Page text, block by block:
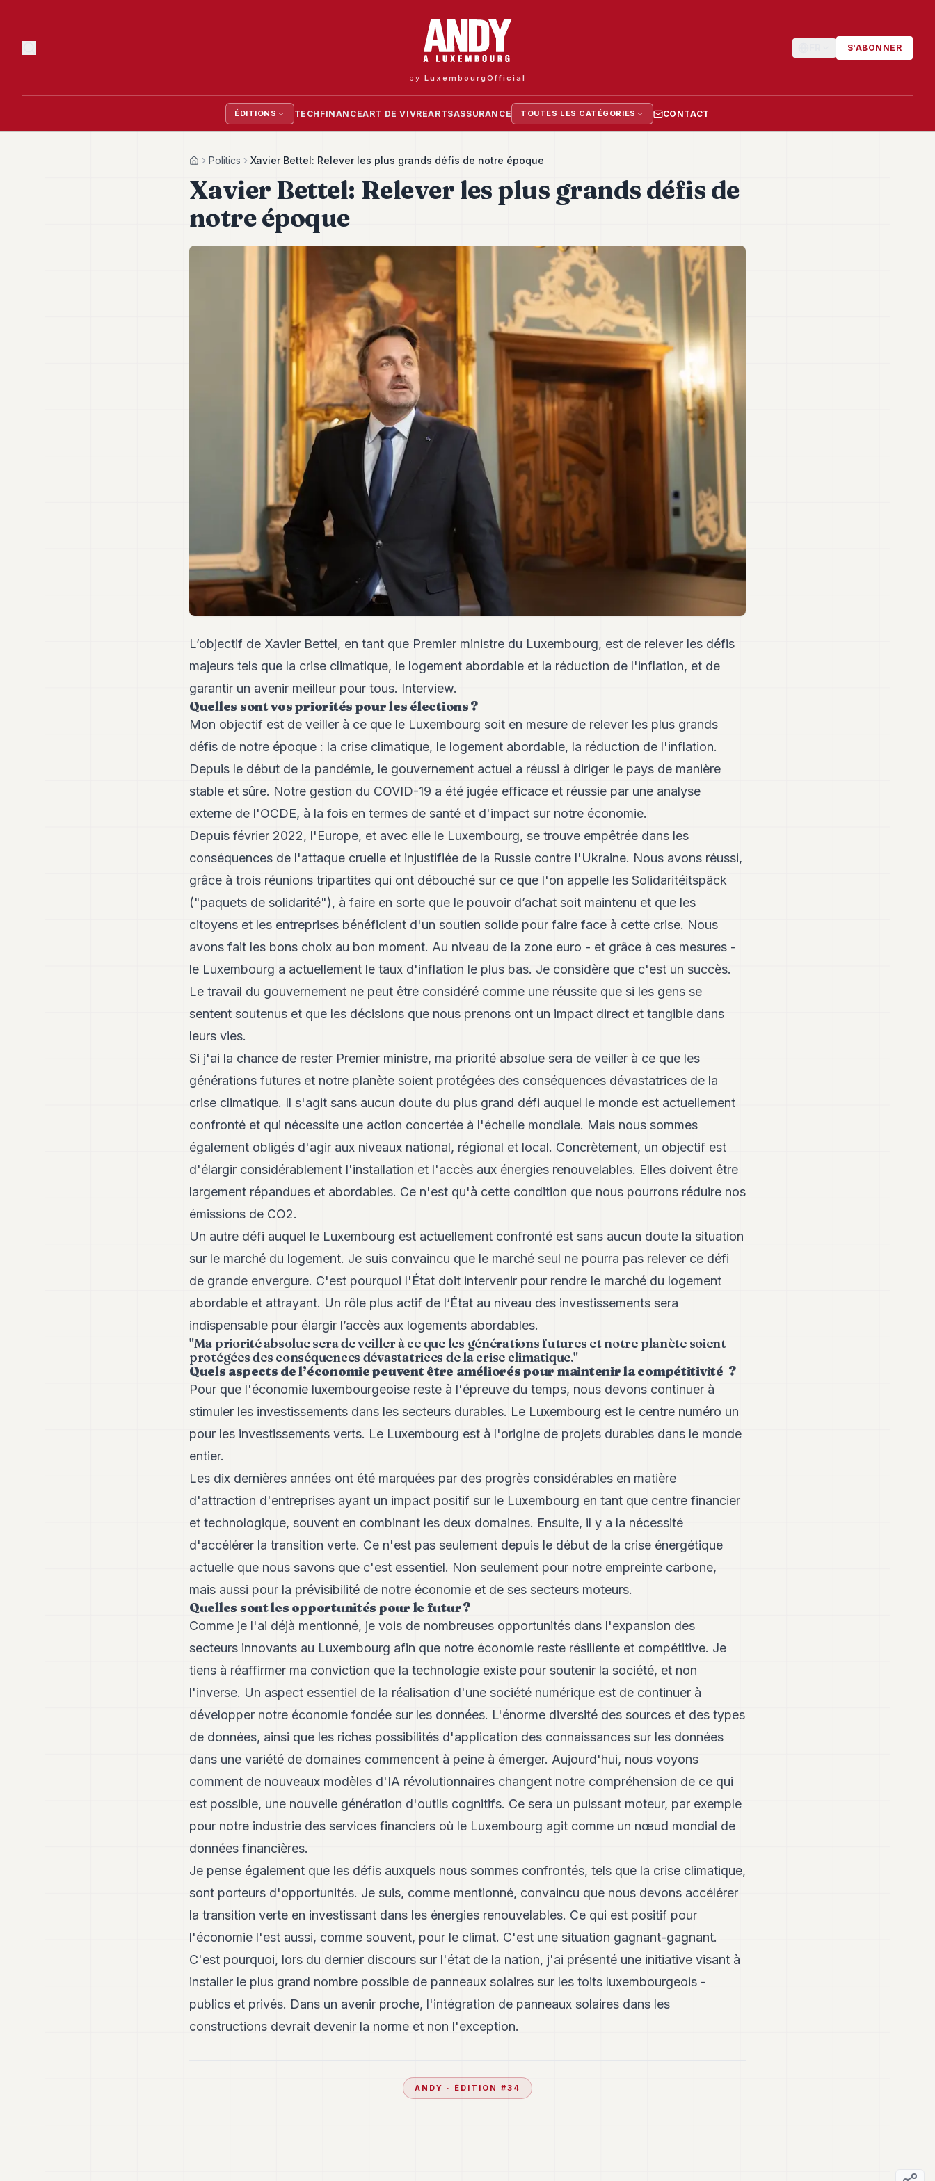
byLuxembourgOfficial
S'ABONNER
ÉDITIONS TECH FINANCEART DE VIVREARTSASSURANCE TOUTES LES CATÉGORIES CONTACT
HomePolitics Xavier Bettel: Relever les plus grands défis de notre époque
Xavier Bettel: Relever les plus grands défis de
notre époque
L’objectif de Xavier Bettel, en tant que Premier ministre du Luxembourg, est de relever les défis
majeurs tels que la crise climatique, le logement abordable et la réduction de l'inflation, et de
garantir un avenir meilleur pour tous. Interview.
Quelles sont vos priorités pour les élections ?
Mon objectif est de veiller à ce que le Luxembourg soit en mesure de relever les plus grands
défis de notre époque : la crise climatique, le logement abordable, la réduction de l'inflation.
Depuis le début de la pandémie, le gouvernement actuel a réussi à diriger le pays de manière
stable et sûre. Notre gestion du COVID-19 a été jugée efficace et réussie par une analyse
externe de l'OCDE, à la fois en termes de santé et d'impact sur notre économie.
Depuis février 2022, l'Europe, et avec elle le Luxembourg, se trouve empêtrée dans les
conséquences de l'attaque cruelle et injustifiée de la Russie contre l'Ukraine. Nous avons réussi,
grâce à trois réunions tripartites qui ont débouché sur ce que l'on appelle les Solidaritéitspäck
("paquets de solidarité"), à faire en sorte que le pouvoir d’achat soit maintenu et que les
citoyens et les entreprises bénéficient d'un soutien solide pour faire face à cette crise. Nous
avons fait les bons choix au bon moment. Au niveau de la zone euro - et grâce à ces mesures -
le Luxembourg a actuellement le taux d'inflation le plus bas. Je considère que c'est un succès.
Le travail du gouvernement ne peut être considéré comme une réussite que si les gens se
sentent soutenus et que les décisions que nous prenons ont un impact direct et tangible dans
leurs vies.
Si j'ai la chance de rester Premier ministre, ma priorité absolue sera de veiller à ce que les
générations futures et notre planète soient protégées des conséquences dévastatrices de la
crise climatique. Il s'agit sans aucun doute du plus grand défi auquel le monde est actuellement
confronté et qui nécessite une action concertée à l'échelle mondiale. Mais nous sommes
également obligés d'agir aux niveaux national, régional et local. Concrètement, un objectif est
d'élargir considérablement l'installation et l'accès aux énergies renouvelables. Elles doivent être
largement répandues et abordables. Ce n'est qu'à cette condition que nous pourrons réduire nos
émissions de CO2.
Un autre défi auquel le Luxembourg est actuellement confronté est sans aucun doute la situation
sur le marché du logement. Je suis convaincu que le marché seul ne pourra pas relever ce défi
de grande envergure. C'est pourquoi l'État doit intervenir pour rendre le marché du logement
abordable et attrayant. Un rôle plus actif de l‘État au niveau des investissements sera
indispensable pour élargir l’accès aux logements abordables.
"Ma priorité absolue sera de veiller à ce que les générations futures et notre planète soient
protégées des conséquences dévastatrices de la crise climatique."
Quels aspects de l’économie peuvent être améliorés pour maintenir la compétitivité ?
Pour que l'économie luxembourgeoise reste à l'épreuve du temps, nous devons continuer à
stimuler les investissements dans les secteurs durables. Le Luxembourg est le centre numéro un
pour les investissements verts. Le Luxembourg est à l'origine de projets durables dans le monde
entier.
Les dix dernières années ont été marquées par des progrès considérables en matière
d'attraction d'entreprises ayant un impact positif sur le Luxembourg en tant que centre financier
et technologique, souvent en combinant les deux domaines. Ensuite, il y a la nécessité
d'accélérer la transition verte. Ce n'est pas seulement depuis le début de la crise énergétique
actuelle que nous savons que c'est essentiel. Non seulement pour notre empreinte carbone,
mais aussi pour la prévisibilité de notre économie et de ses secteurs moteurs.
Quelles sont les opportunités pour le futur ?
Comme je l'ai déjà mentionné, je vois de nombreuses opportunités dans l'expansion des
secteurs innovants au Luxembourg afin que notre économie reste résiliente et compétitive. Je
tiens à réaffirmer ma conviction que la technologie existe pour soutenir la société, et non
l'inverse. Un aspect essentiel de la réalisation d'une société numérique est de continuer à
développer notre économie fondée sur les données. L'énorme diversité des sources et des types
de données, ainsi que les riches possibilités d'application des connaissances sur les données
dans une variété de domaines commencent à peine à émerger. Aujourd'hui, nous voyons
comment de nouveaux modèles d'IA révolutionnaires changent notre compréhension de ce qui
est possible, une nouvelle génération d'outils cognitifs. Ce sera un puissant moteur, par exemple
pour notre industrie des services financiers où le Luxembourg agit comme un nœud mondial de
données financières.
Je pense également que les défis auxquels nous sommes confrontés, tels que la crise climatique,
sont porteurs d'opportunités. Je suis, comme mentionné, convaincu que nous devons accélérer
la transition verte en investissant dans les énergies renouvelables. Ce qui est positif pour
l'économie l'est aussi, comme souvent, pour le climat. C'est une situation gagnant-gagnant.
C'est pourquoi, lors du dernier discours sur l'état de la nation, j'ai présenté une initiative visant à
installer le plus grand nombre possible de panneaux solaires sur les toits luxembourgeois -
publics et privés. Dans un avenir proche, l'intégration de panneaux solaires dans les
constructions devrait devenir la norme et non l'exception.
ANDY · ÉDITION #34